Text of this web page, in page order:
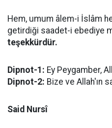
Hem, umum âlem-i İslâm
getirdiği saadet-i ebediye
teşekkürdür.
Dipnot-1: Ey Peygamber,
Dipnot-2: Bize ve Allah'ın
Said Nursî